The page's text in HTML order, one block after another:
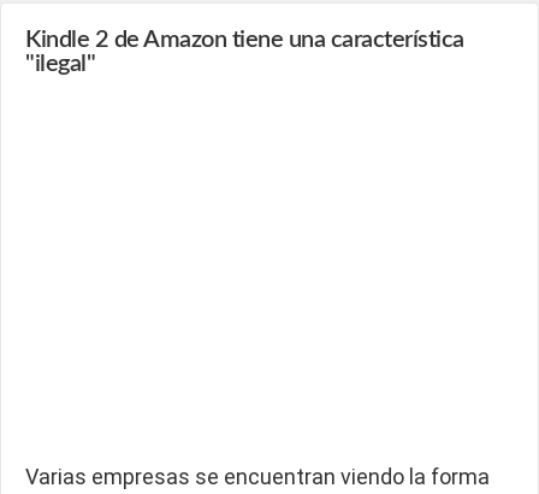
Kindle 2 de Amazon tiene una característica
"ilegal"
Varias empresas se encuentran viendo la forma